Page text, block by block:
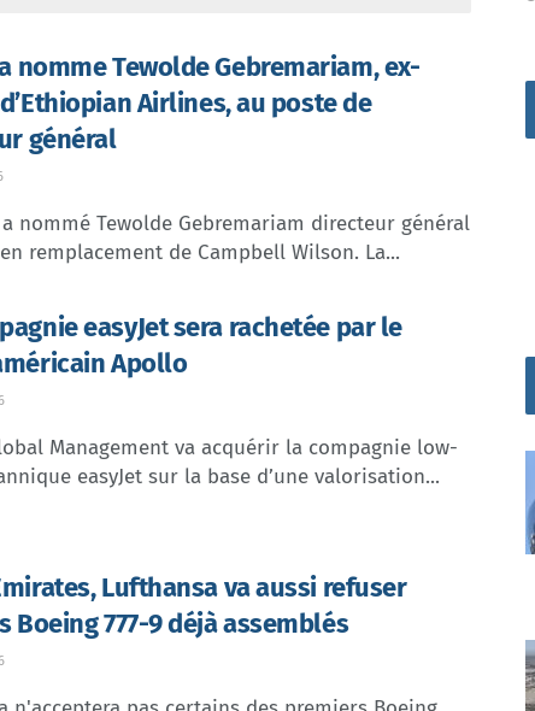
nomme Tewolde Gebremariam, ex-
Airlines, au poste de
général
nommé Tewolde Gebremariam directeur général
remplacement de Campbell Wilson. La...
easyJet sera rachetée par le
Apollo
Management va acquérir la compagnie low-
easyJet sur la base d’une valorisation...
Lufthansa va aussi refuser
Boeing 777-9 déjà assemblés